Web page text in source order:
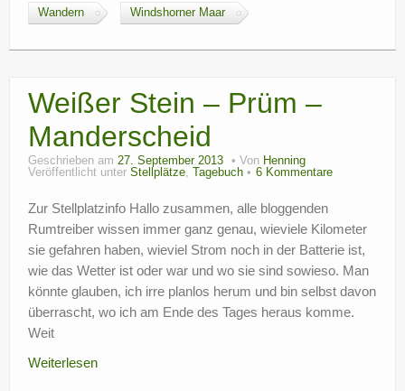
Wandern Windshorner Maar
Weißer Stein – Prüm –
Manderscheid
Geschrieben am 27. September 2013 Von Henning
Veröffentlicht unter Stellplätze, Tagebuch 6 Kommentare
Zur Stellplatzinfo Hallo zusammen, alle bloggenden
Rumtreiber wissen immer ganz genau, wieviele Kilometer
sie gefahren haben, wieviel Strom noch in der Batterie ist,
wie das Wetter ist oder war und wo sie sind sowieso. Man
könnte glauben, ich irre planlos herum und bin selbst davon
überrascht, wo ich am Ende des Tages heraus komme.
Weit
Weiterlesen